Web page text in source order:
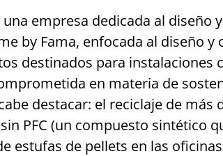
una empresa dedicada al
by Fama, enfocada al diseño
destinados para instalaciones
en materia de
destacar: el reciclaje de
PFC (un compuesto sintético
estufas de pellets en las